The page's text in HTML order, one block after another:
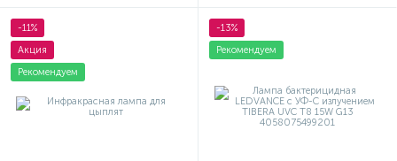
-11%
Акция
Рекомендуем
-13%
Рекомендуем